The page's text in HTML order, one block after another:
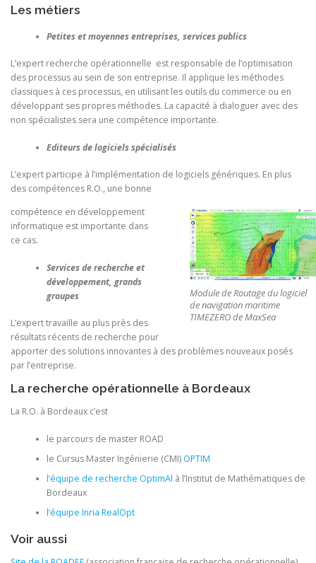
Les métiers
Petites et moyennes entreprises, services publics
L’expert recherche opérationnelle est responsable de l’optimisation
des processus au sein de son entreprise. Il applique les méthodes
classiques à ces processus, en utilisant les outils du commerce ou en
développant ses propres méthodes. La capacité à dialoguer avec des
non spécialistes sera une compétence importante.
Editeurs de logiciels spécialisés
L’expert participe à l’implémentation de logiciels génériques. En plus
des compétences R.O., une bonne
Module de Routage du logiciel
de navigation maritime
TIMEZERO de MaxSea
compétence en développement
informatique est importante dans
ce cas.
Services de recherche et
développement, grands
groupes
L’expert travaille au plus près des
résultats récents de recherche pour
apporter des solutions innovantes à des problèmes nouveaux posés
par l’entreprise.
La recherche opérationnelle à Bordeaux
La R.O. à Bordeaux c’est
le parcours de master ROAD
le Cursus Master Ingénierie (CMI) OPTIM
l’équipe de recherche OptimAl à l’Institut de Mathématiques de
Bordeaux
l’équipe Inria RealOpt
Voir aussi